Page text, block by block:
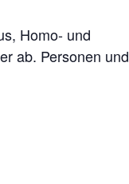
Homo- und
ab. Personen und